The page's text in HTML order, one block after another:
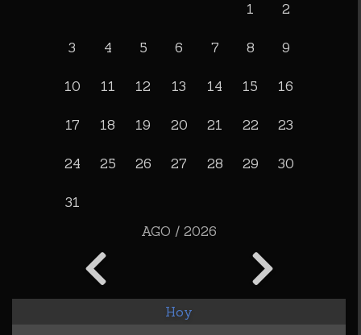
1 2
3 4 5 6 7 8 9
10 11 12 13 14 15 16
17 18 19 20 21 22 23
24 25 26 27 28 29 30
31
AGO / 2026
Hoy